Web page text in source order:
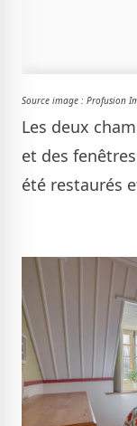
Source image : Profusion
Les deux
et des
été restaurés